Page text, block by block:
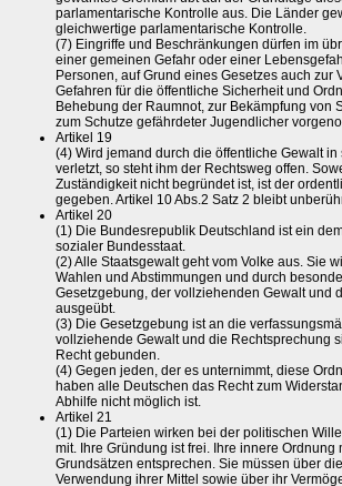
parlamentarische Kontrolle aus. Die Länder
gleichwertige parlamentarische Kontrolle.
(7) Eingriffe und Beschränkungen dürfen im
einer gemeinen Gefahr oder einer
Personen, auf Grund eines Gesetzes auch zur
Gefahren für die öffentliche Sicherheit und
Behebung der Raumnot, zur Bekämpfung von
zum Schutze gefährdeter Jugendlicher
Artikel 19
(4) Wird jemand durch die öffentliche Gewalt in
verletzt, so steht ihm der Rechtsweg offen.
Zuständigkeit nicht begründet ist, ist der
gegeben. Artikel 10 Abs.2 Satz 2 bleibt
Artikel 20
(1) Die Bundesrepublik Deutschland ist ein
sozialer Bundesstaat.
(2) Alle Staatsgewalt geht vom Volke aus. Sie
Wahlen und Abstimmungen und durch
Gesetzgebung, der vollziehenden Gewalt und
ausgeübt.
(3) Die Gesetzgebung ist an die
vollziehende Gewalt und die Rechtsprechung
Recht gebunden.
(4) Gegen jeden, der es unternimmt, diese
haben alle Deutschen das Recht zum
Abhilfe nicht möglich ist.
Artikel 21
(1) Die Parteien wirken bei der politischen
mit. Ihre Gründung ist frei. Ihre innere Ordnung
Grundsätzen entsprechen. Sie müssen über
Verwendung ihrer Mittel sowie über ihr